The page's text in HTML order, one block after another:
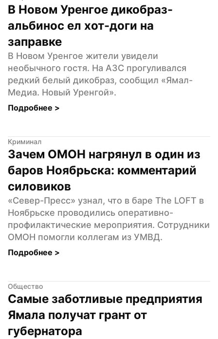
В Новом Уренгое дикобраз-
альбинос ел хот-доги на
заправке
В Новом Уренгое жители увидели
необычного гостя. На АЗС прогуливался
редкий белый дикобраз, сообщил «Ямал-
Медиа. Новый Уренгой».
Подробнее >
Криминал
Зачем ОМОН нагрянул в один из
баров Ноябрьска: комментарий
силовиков
«Север-Пресс» узнал, что в баре The LOFT в
Ноябрьске проводились оперативно-
профилактические мероприятия. Сотрудники
ОМОН помогли коллегам из УМВД.
Подробнее >
Общество
Самые заботливые предприятия
Ямала получат грант от
губернатора